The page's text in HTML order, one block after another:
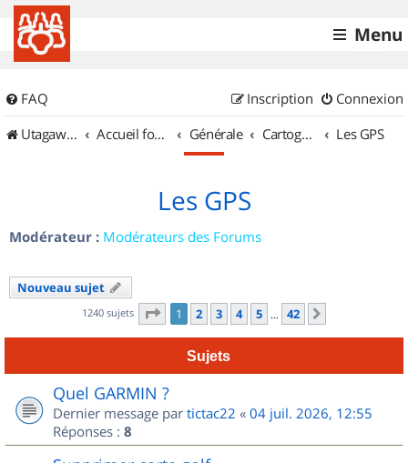
Menu
FAQ Connexion
Inscription
UtagawaVTT (Randos VTT et VTTAE avec traces GPS)
Accueil forum Générale Cartographie et GPS Les GPS
Les GPS
Modérateur : Modérateurs des Forums
Nouveau sujet
1240 sujets Page 1sur
1 2 3 4 5 … 42
Sujets
Quel GARMIN ?
Dernier message par tictac22 « 04 juil. 2026, 12:55
Réponses : 8